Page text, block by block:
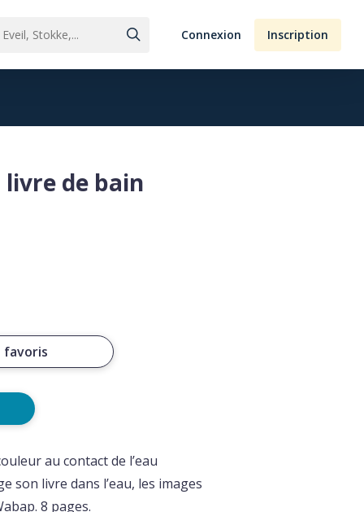
Connexion Inscription
livre de bain
favoris
au contact de l’eau
son livre dans l’eau, les images
8 pages.